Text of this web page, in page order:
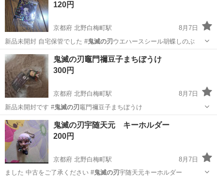
120円
京都府 北野白梅町駅
8月7日
新品未開封 自宅保管でした #鬼滅の刃ウエハースシール胡蝶しのぶ
京都 京都市 北野白梅町駅 おもちゃ 鬼滅の刃
鬼滅の刃竈門禰豆子まちぼうけ
300円
京都府 北野白梅町駅
8月7日
新品未開封です #鬼滅の刃竈門禰豆子まちぼうけ
京都 京都市 北野白梅町駅 フィギュア 禰豆
鬼滅の刃宇随天元 キーホルダー
200円
京都府 北野白梅町駅
8月7日
ました 中古をご了承ください #鬼滅の刃宇随天元キーホルダー